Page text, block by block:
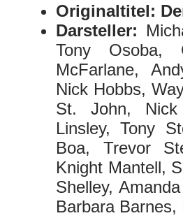
Originaltitel:
Darsteller:
Tony Osoba,
McFarlane,
Nick Hobbs,
St. John, Nick
Linsley, Tony
Boa, Trevor
Knight Mantell,
Shelley,
Barbara